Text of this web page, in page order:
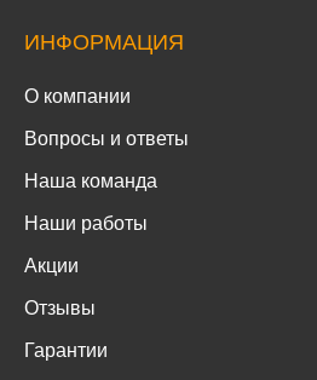
ИНФОРМАЦИЯ
О компании
Вопросы и ответы
Наша команда
Наши работы
Акции
Отзывы
Гарантии